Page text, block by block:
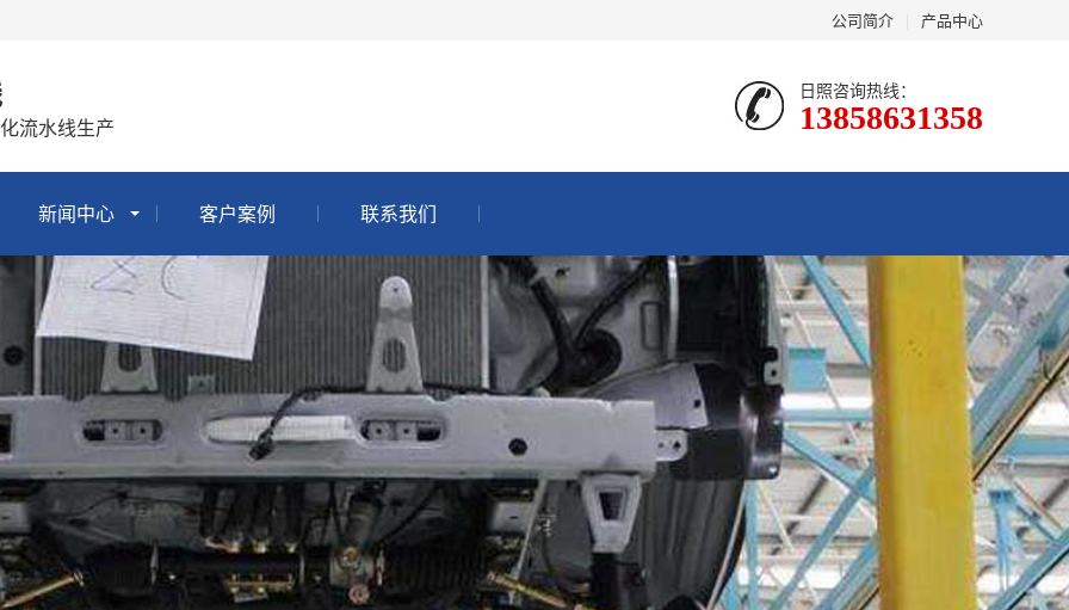
公司简介 产品中心
流水线生产
日照咨询热线：
13858631358
新闻中心 客户案例 联系我们